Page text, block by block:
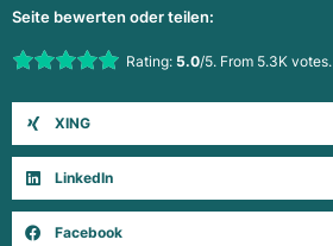
Seite bewerten oder teilen:
Rate this item:Rating: 5.0/5. From 5.3K votes.
XING
LinkedIn
Facebook